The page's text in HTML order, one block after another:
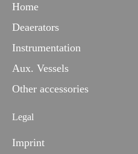
Home
Deaerators
Instrumentation
Aux. Vessels
Other accessories
Legal
Imprint